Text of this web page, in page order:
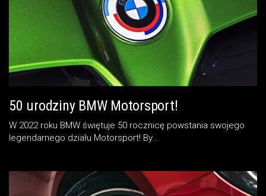
50 urodziny BMW Motorsport!
W 2022 roku BMW świętuje 50 rocznicę powstania swojego
legendarnego działu Motorsport! By...